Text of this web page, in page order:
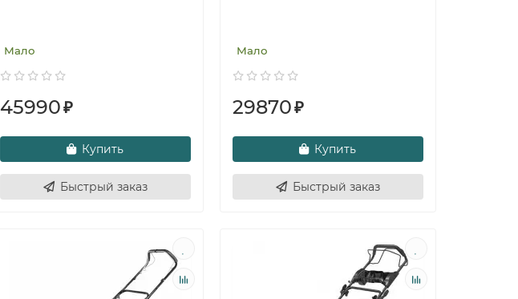
Мало
45990₽
Купить
Быстрый заказ
Мало
29870₽
Купить
Быстрый заказ